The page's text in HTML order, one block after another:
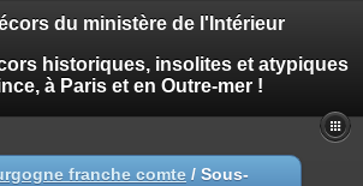
du ministère de l'Intérieur
historiques, insolites et atypiques
à Paris et en Outre-mer !
franche comte / Sous-